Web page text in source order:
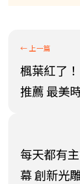
楓葉紅了
推薦 最美
每天都有
幕 創新光